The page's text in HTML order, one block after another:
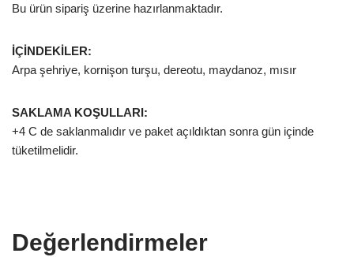
Bu ürün sipariş üzerine hazırlanmaktadır.
İÇİNDEKİLER:
Arpa şehriye, kornişon turşu, dereotu, maydanoz, mısır
SAKLAMA KOŞULLARI:
+4 C de saklanmalıdır ve paket açıldıktan sonra gün içinde
tüketilmelidir.
Değerlendirmeler